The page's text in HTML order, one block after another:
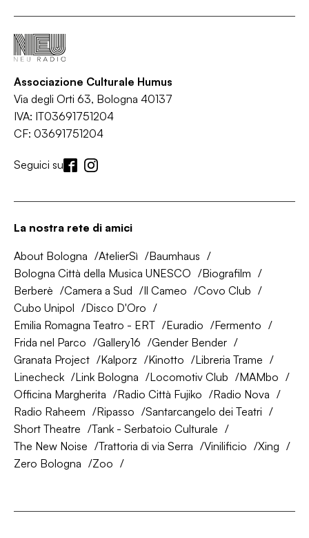
Associazione Culturale Humus
Via degli Orti 63, Bologna 40137
IVA: IT03691751204
CF: 03691751204
Seguici su
La nostra rete di amici
About Bologna AtelierSì
Baumhaus
Bologna Città della Musica UNESCO
Biografilm
Berberè
Camera a Sud Il Cameo
Covo Club
Cubo Unipol
Disco D'Oro
Emilia Romagna Teatro - ERT
Euradio
Fermento
Frida nel Parco
Gallery16
Gender Bender
Granata Project
Kalporz Kinotto
Libreria Trame
Linecheck
Link Bologna Locomotiv Club
MAMbo
Officina Margherita
Radio Città Fujiko
Radio Nova
Radio Raheem
Ripasso
Santarcangelo dei Teatri
Short Theatre
Tank - Serbatoio Culturale
The New Noise
Trattoria di via Serra Vinilificio
Xing
Zero Bologna
Zoo